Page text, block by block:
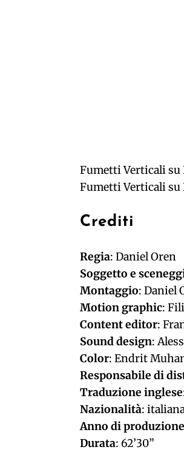
Fumetti Verticali su
Fumetti Verticali su
Crediti
Regia: Daniel Oren
Soggetto e
Montaggio: Daniel
Motion graphic:
Content editor:
Sound design:
Color: Endrit
Responsabile di
Traduzione inglese
Nazionalità:
Anno di produzione
Durata: 62’30”